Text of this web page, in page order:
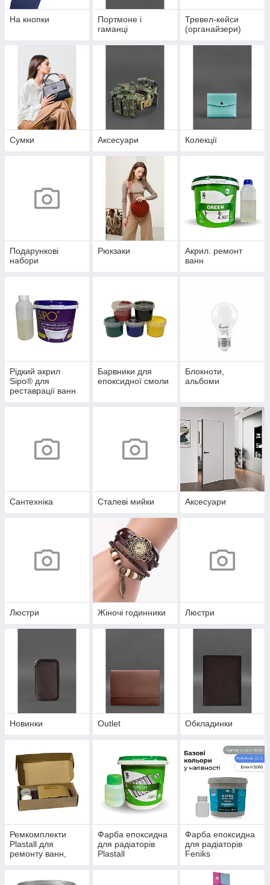
На кнопки
Портмоне і
гаманці
Тревел-кейси
(органайзери)
Сумки Аксесуари Колекції
Подарункові
набори
Рюкзаки
Акрил. ремонт
ванн
Рідкий акрил
Sipo® для
реставрації ванн
Барвники для
епоксидної смоли
Блокноти,
альбоми
Сантехніка Сталеві мийки Аксесуари
Люстри Жіночі годинники Люстри
Новинки Outlet Обкладинки
Ремкомплекти
Plastall для
ремонту ванн,
Фарба епоксидна
для радіаторів
Plastall
Фарба епоксидна
для радіаторів
Feniks